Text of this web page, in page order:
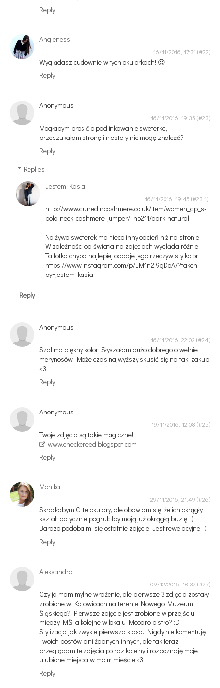
Reply
Angieness
16/11/2016, 17:31
Wyglądasz cudownie w tych okularkach! 😍
Reply
Anonymous
16/11/2016, 19:35
Mogłabym prosić o podlinkowanie sweterka,
przeszukałam stronę i niestety nie mogę znaleźć?
Reply
Replies
Jestem Kasia
16/11/2016, 19:45
http://www.dunedincashmere.co.uk/item/women_ap_s-
polo-neck-cashmere-jumper/_hp211/dark-natural
Na żywo sweterek ma nieco inny odcień niż na stronie.
W zależności od światła na zdjęciach wygląda różnie.
Ta fotka chyba najlepiej oddaje jego rzeczywisty kolor
https://www.instagram.com/p/BM1n2i9gDoA/?taken-
by=jestem_kasia
Reply
Anonymous
16/11/2016, 22:02
Szal ma piękny kolor! Słyszałam dużo dobrego o wełnie
merynosów. Może czas najwyższy skusić się na taki zakup
<3
Reply
Anonymous
19/11/2016, 12:08
Twoje zdjęcia są takie magiczne!
www.checkereed.blogspot.com
Reply
Monika
29/11/2016, 21:49
Skradłabym Ci te okulary, ale obawiam się, że ich okrągły
kształt optycznie pogrubiłby moją już okrągłą buzię. ;)
Bardzo podoba mi się ostatnie zdjęcie. Jest rewelacyjne! :)
Reply
Aleksandra
09/12/2016, 18:32
Czy ja mam mylne wrażenie, ale pierwsze 3 zdjęcia zostały
zrobione w Katowicach na terenie Nowego Muzeum
Śląskiego? Pierwsze zdjęcie jest zrobione w przejściu
między MŚ, a kolejne w lokalu Moodro bistro? :D.
Stylizacja jak zwykle pierwsza klasa. Nigdy nie komentuję
Twoich postów, ani żadnych innych, ale tak teraz
przeglądam te zdjęcia po raz kolejny i rozpoznaję moje
ulubione miejsca w moim mieście <3.
Reply